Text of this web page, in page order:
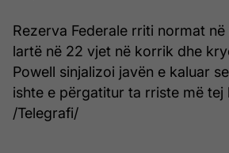
Rezerva Federale rriti normat
lartë në 22 vjet në korrik dhe
Powell sinjalizoi javën e kaluar
ishte e përgatitur ta rriste më tej
/Telegrafi/